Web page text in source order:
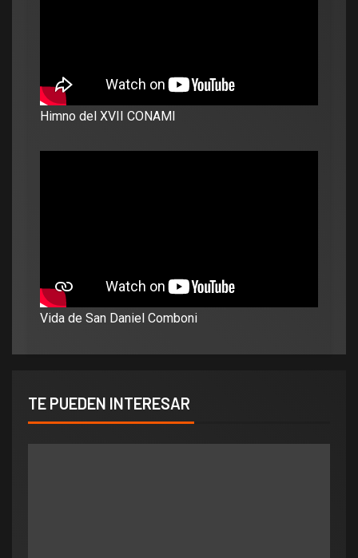
Himno del XVII CONAMI
Vida de San Daniel Comboni
TE PUEDEN INTERESAR